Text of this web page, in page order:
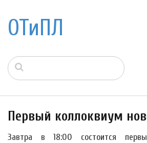
ОТиПЛ
Первый коллоквиум
Завтра в 18:00 состоится